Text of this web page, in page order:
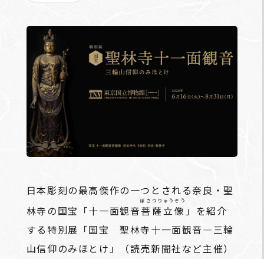
日本彫刻の最高傑作の一つとされる奈良・聖
林寺の国宝「十一面観音菩薩立像
ぼさつりゅうぞう
」を紹介
する特別展「国宝 聖林寺十一面観音―三輪
山信仰のみほとけ」（読売新聞社など主催）